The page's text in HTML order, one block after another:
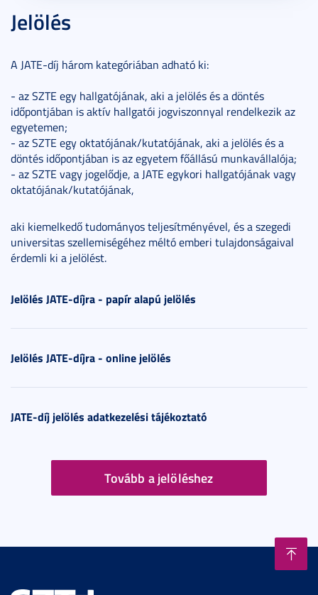
Jelölés
A JATE-díj három kategóriában adható ki:
- az SZTE egy hallgatójának, aki a jelölés és a döntés
időpontjában is aktív hallgatói jogviszonnyal rendelkezik az
egyetemen;
- az SZTE egy oktatójának/kutatójának, aki a jelölés és a
döntés időpontjában is az egyetem főállású munkavállalója;
- az SZTE vagy jogelődje, a JATE egykori hallgatójának vagy
oktatójának/kutatójának,
aki kiemelkedő tudományos teljesítményével, és a szegedi
universitas szellemiségéhez méltó emberi tulajdonságaival
érdemli ki a jelölést.
Jelölés JATE-díjra - papír alapú jelölés
Jelölés JATE-díjra - online jelölés
JATE-díj jelölés adatkezelési tájékoztató
Tovább a jelöléshez